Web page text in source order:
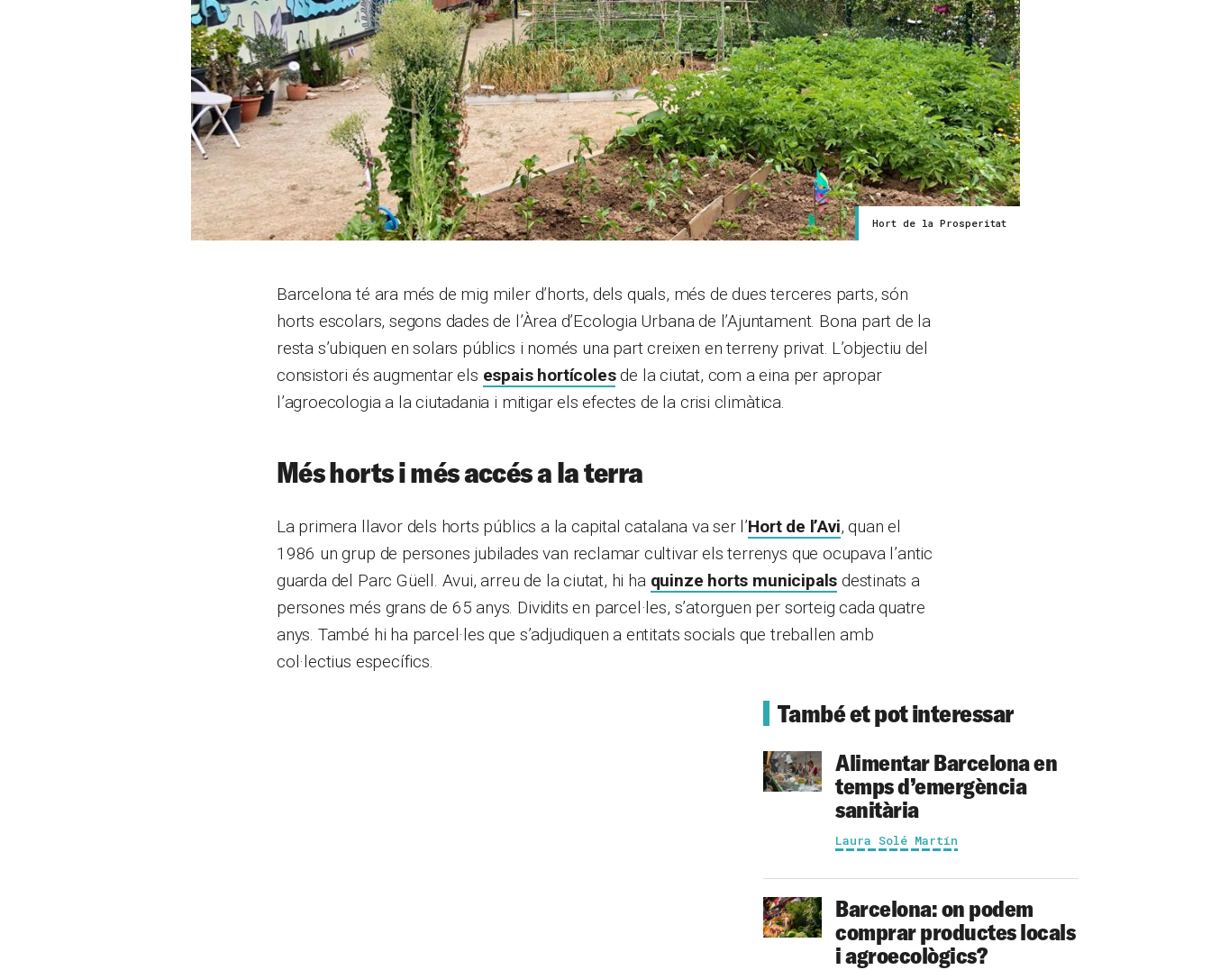
Hort de la Prosperitat
Barcelona té ara més de mig miler d’horts, dels quals, més de dues terceres parts, són
horts escolars, segons dades de l’Àrea d’Ecologia Urbana de l’Ajuntament. Bona part de la
resta s’ubiquen en solars públics i només una part creixen en terreny privat. L’objectiu del
consistori és augmentar els espais hortícolesde la ciutat, com a eina per apropar
l’agroecologia a la ciutadania i mitigar els efectes de la crisi climàtica.
Més horts i més accés a la terra
La primera llavor dels horts públics a la capital catalana va ser l’Hort de l’Avi, quan el
1986 un grup de persones jubilades van reclamar cultivar els terrenys que ocupava l’antic
guarda del Parc Güell. Avui, arreu de la ciutat, hi ha quinze horts municipals destinats a
persones més grans de 65 anys. Dividits en parcel·les, s’atorguen per sorteig cada quatre
anys. També hi ha parcel·les que s’adjudiquen a entitats socials que treballen amb
col·lectius específics.
També et pot interessar
Alimentar Barcelona en
temps d’emergència
sanitària
Laura Solé Martín
Barcelona: on podem
comprar productes locals
i agroecològics?